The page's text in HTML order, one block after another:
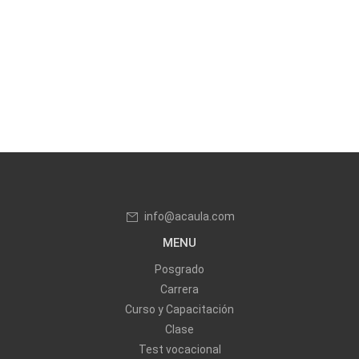
info@acaula.com
MENU
Posgrado
Carrera
Curso y Capacitación
Clase
Test vocacional